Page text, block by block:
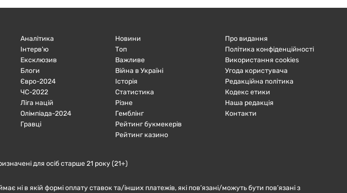
Аналітика
Інтерв'ю
Ексклюзив
Блоги
Євро-2024
ЧC-2022
Ліга націй
Олімпіада-2024
Гравці
Новини
Топ
Важливе
Війна в Україні
Історія
Статистика
Різне
Гемблінг
Рейтинг букмекерів
Рейтинг казино
Про видання
Політика конфіденційності
Використання cookies
Угода користувача
Редакційна політика
Кодекс етики
Наша редакція
Контакти
для осіб старше 21 року (21+)
ні в якій формі оплату ставок та/інших платежів, які пов’язані/можуть бути пов’язані з